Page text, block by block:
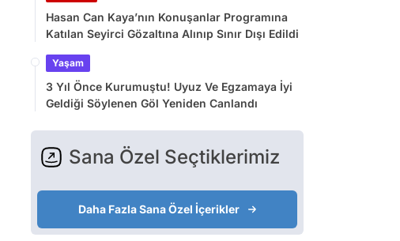
Hasan Can Kaya’nın Konuşanlar Programına
Katılan Seyirci Gözaltına Alınıp Sınır Dışı Edildi
Yaşam
3 Yıl Önce Kurumuştu! Uyuz Ve Egzamaya İyi
Geldiği Söylenen Göl Yeniden Canlandı
Sana Özel Seçtiklerimiz
Daha Fazla Sana Özel İçerikler